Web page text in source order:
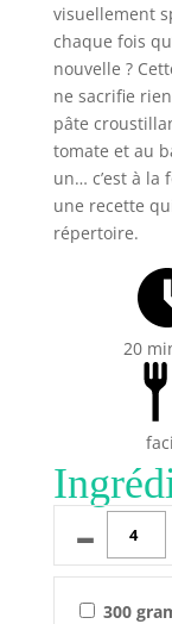
visuellement
chaque fois
nouvelle ?
ne sacrifie
pâte
tomate et au
un… c’est à la
une recette
répertoire.
20
–
300